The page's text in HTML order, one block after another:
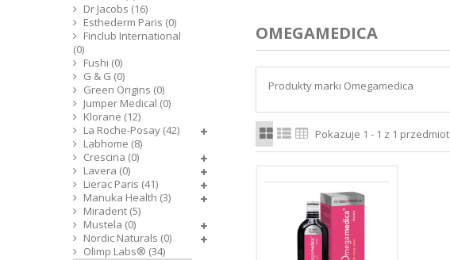
OMEGAMEDICA
Produkty marki Omegamedica
Pokazuje 1 - 1 z 1 przedmiot
Dr Jacobs (16)
Esthederm Paris (0)
Finclub International
(0)
Fushi (0)
G & G (0)
Green Origins (0)
Jumper Medical (0)
Klorane (12)
La Roche-Posay (42)
Labhome (8)
Crescina (0)
Lavera (0)
Lierac Paris (41)
Manuka Health (3)
Miradent (5)
Mustela (0)
Nordic Naturals (0)
Olimp Labs® (34)